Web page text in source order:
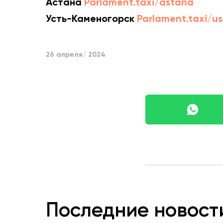
Усть-Каменогорск Parlament.taxi/
26 апреля/ 2024
Последние